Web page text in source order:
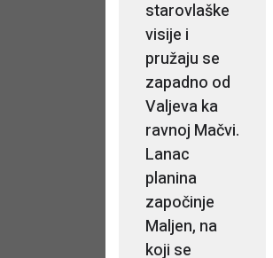
starovlaške
visije i
pružaju se
zapadno od
Valjeva ka
ravnoj Mačvi.
Lanac
planina
započinje
Maljen, na
koji se